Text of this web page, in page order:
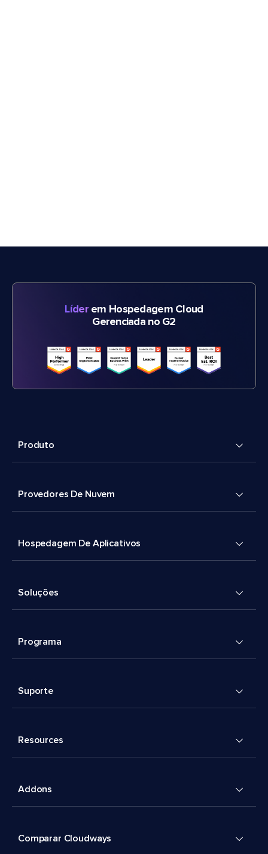
Líderem Hospedagem Cloud
Gerenciada no G2
Produto
Provedores De Nuvem
Hospedagem De Aplicativos
Soluções
Programa
Suporte
Resources
Addons
Comparar Cloudways